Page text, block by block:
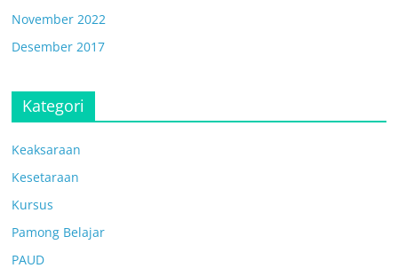
November 2022
Desember 2017
Kategori
Keaksaraan
Kesetaraan
Kursus
Pamong Belajar
PAUD